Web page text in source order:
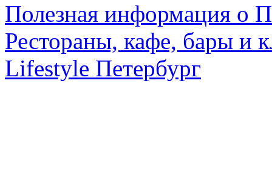
Полезная информация о
Рестораны, кафе, бары и
Lifestyle Петербург